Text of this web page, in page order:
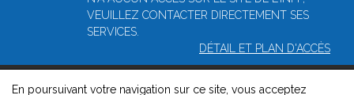
VEUILLEZ CONTACTER DIRECTEMENT SES
SERVICES.
DÉTAIL ET PLAN D'ACCÈS
En poursuivant votre navigation sur ce site, vous acceptez